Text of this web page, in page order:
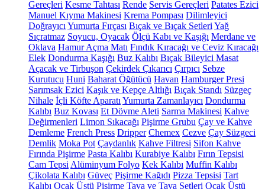
Gereçleri Kesme Tahtası Rende Servis Gereçleri Patates Ezici
Manuel Kıyma Makinesi Krema Pompası Dilimleyici
Doğrayıcı Yumurta Fırçası Bıçak ve Bıçak Setleri Yağ
Sıçratmaz Soyucu, Oyacak Ölçü Kabı ve Kaşığı Merdane ve
Oklava Hamur Açma Matı Fındık Kıracağı ve Ceviz Kıracağı
Elek Dondurma Kaşığı Buz Kalıbı Bıçak Bileyici Masat
Açacak ve Tirbuşon Çekirdek Çıkarıcı Çırpıcı Sebze
Kurutucu Huni Baharat Öğütücü Havan Hamburger Presi
Sarımsak Ezici Kaşık ve Kepçe Altlığı Bıçak Standı Süzgeç
Nihale İçli Köfte Aparatı Yumurta Zamanlayıcı Dondurma
Kalıbı Buz Kovası Et Dövme Aleti Sarma Makinesi Kahve
Değirmenleri Limon Sıkacağı Pişirme Grubu Çay ve Kahve
Demleme French Press Dripper Chemex Cezve Çay Süzgeci
Demlik Moka Pot Çaydanlık Kahve Filtresi Sifon Kahve
Fırında Pişirme Pasta Kalıbı Kurabiye Kalıbı Fırın Tepsisi
Cam Tepsi Alüminyum Folyo Kek Kalıbı Muffin Kalıbı
Çikolata Kalıbı Güveç Pişirme Kağıdı Pizza Tepsisi Tart
Kalıbı Ocak Üstü Pişirme Tava ve Tava Setleri Ocak Üstü